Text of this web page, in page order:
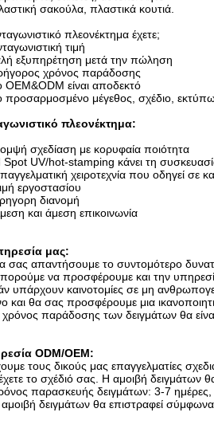
σακούλα, πλαστικά κουτιά.
πλεονέκτημα έχετε;
τιμή
εξυπηρέτηση μετά την πώληση
χρόνος παράδοσης
OEM&ODM είναι αποδεκτό
προσαρμοσμένο μέγεθος, σχέδιο,
πλεονέκτημα:
σχεδίαση με κορυφαία ποιότητα
Spot UV/hot-stamping κάνει τη
χειροτεχνία που οδηγεί σε
εργοστασίου
διανομή
και άμεση επικοινωνία
μας:
σας απαντήσουμε το συντομότερο
να προσφέρουμε και την
υπάρχουν καινοτομίες σε μη
και θα σας προσφέρουμε μια
παράδοσης των δειγμάτων θα
ODM/OEM:
τους δικούς μας επαγγελματίες
το σχέδιό σας. Η αμοιβή δειγμάτων
παρασκευής δειγμάτων: 3-7 ημέρες,
δειγμάτων θα επιστραφεί